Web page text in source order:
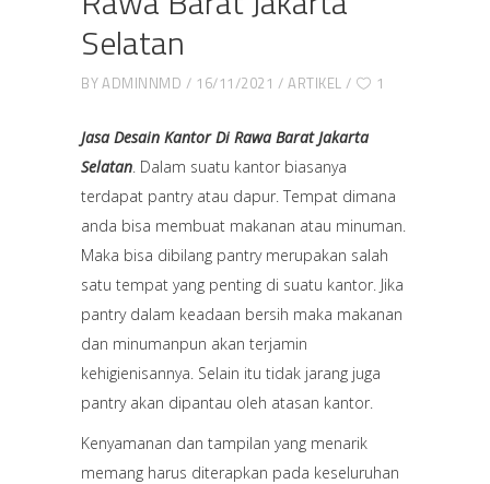
Selatan
BYADMINNMD 16/11/2021 ARTIKEL 1
Jasa Desain Kantor Di Rawa Barat Jakarta
Selatan. Dalam suatu kantor biasanya
terdapat pantry atau dapur. Tempat dimana
anda bisa membuat makanan atau minuman.
Maka bisa dibilang pantry merupakan salah
satu tempat yang penting di suatu kantor. Jika
pantry dalam keadaan bersih maka makanan
dan minumanpun akan terjamin
kehigienisannya. Selain itu tidak jarang juga
pantry akan dipantau oleh atasan kantor.
Kenyamanan dan tampilan yang menarik
memang harus diterapkan pada keseluruhan